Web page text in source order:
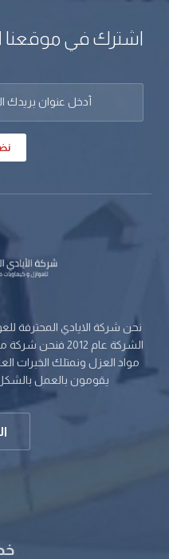
اشترك في موقعنا
نحن شركة الايادي المحترفة
الشركة عام 2012
مواد العزل ونمتلك الخبرات
يقومون بالعمل